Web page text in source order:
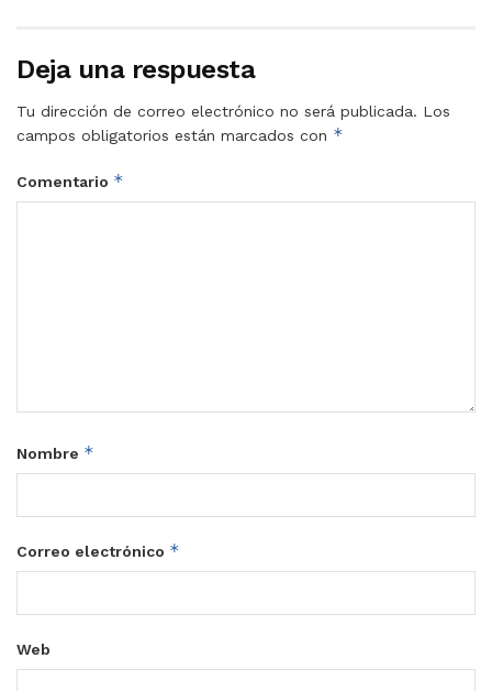
Deja una respuesta
Tu dirección de correo electrónico no será publicada. Los
campos obligatorios están marcados con *
Comentario *
Nombre *
Correo electrónico *
Web